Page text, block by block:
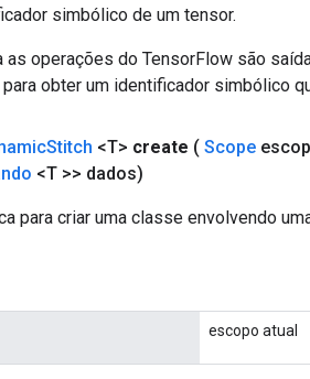
simbólico de um tensor.
as operações do TensorFlow são
obter um identificador simbólico
Stitch <T> create ( Scope
<T >> dados)
para criar uma classe envolvendo
escopo atual